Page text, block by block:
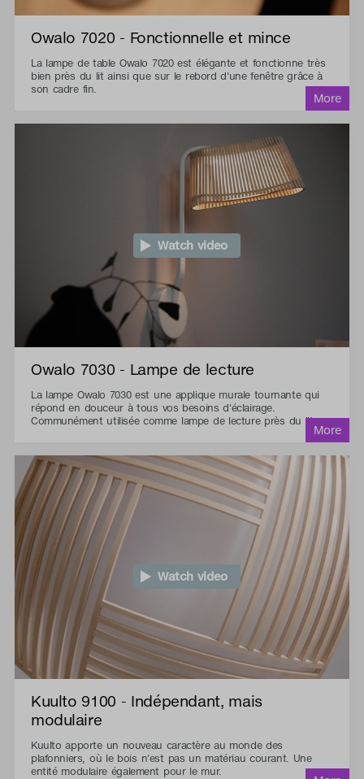
Owalo 7020 - Fonctionnelle et mince
La lampe de table Owalo 7020 est élégante et fonctionne très
bien près du lit ainsi que sur le rebord d'une fenêtre grâce à
son cadre fin.
Watch video
Owalo 7030 - Lampe de lecture
La lampe Owalo 7030 est une applique murale tournante qui
répond en douceur à tous vos besoins d'éclairage.
Communément utilisée comme lampe de lecture près du lit.
Watch video
Kuulto 9100 - Indépendant, mais
modulaire
Kuulto apporte un nouveau caractère au monde des
plafonniers, où le bois n'est pas un matériau courant. Une
entité modulaire également pour le mur.